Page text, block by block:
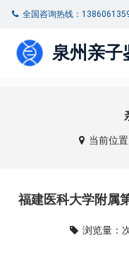
全国咨询热线：
泉州亲子
当前位置
福建医科大学附属
浏览量：